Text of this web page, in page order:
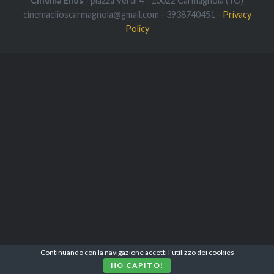
cinemaelioscarmagnola@gmail.com - 3938740451 - Privacy
Policy
Continuando con la navigazione accetti l'utilizzo dei cookies
HO CAPITO!